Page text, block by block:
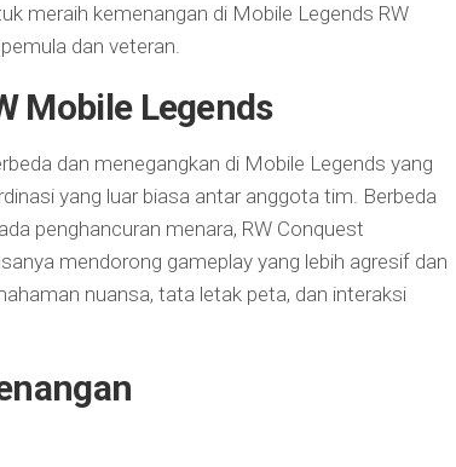
meraih kemenangan di Mobile Legends RW
dan veteran.
Mobile Legends
dan menegangkan di Mobile Legends yang
yang luar biasa antar anggota tim. Berbeda
penghancuran menara, RW Conquest
mendorong gameplay yang lebih agresif dan
nuansa, tata letak peta, dan interaksi